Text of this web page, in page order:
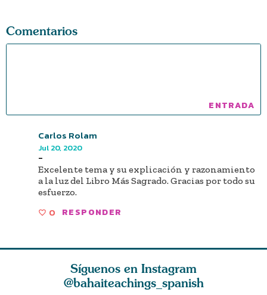
Comentarios
Carlos Rolam
Jul 20, 2020
-
Excelente tema y su explicación y razonamiento
a la luz del Libro Más Sagrado. Gracias por todo su
esfuerzo.
0 RESPONDER
Síguenos en Instagram
@bahaiteachings_spanish